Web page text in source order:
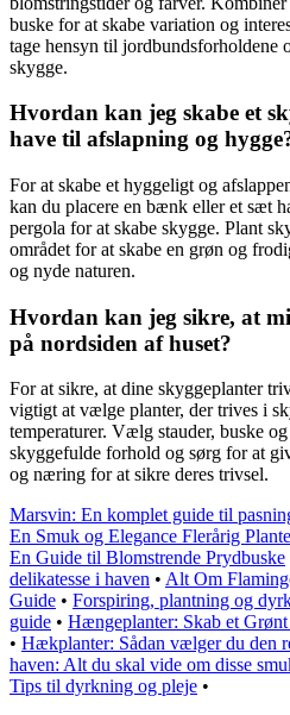
buske for at skabe variation og
tage hensyn til jordbundsforholdene
skygge.
Hvordan kan jeg skabe et
have til afslapning og
For at skabe et hyggeligt og
kan du placere en bænk eller et sæt
pergola for at skabe skygge. Plant
området for at skabe en grøn og
og nyde naturen.
Hvordan kan jeg sikre, at
på nordsiden af huset?
For at sikre, at dine skyggeplanter
vigtigt at vælge planter, der trives i
temperaturer. Vælg stauder, buske
skyggefulde forhold og sørg for at
og næring for at sikre deres trivsel.
Marsvin: En komplet guide til
En Smuk og Elegance Flerårig
En Guide til Blomstrende Prydbuske
delikatesse i haven • Alt Om
Guide • Forspiring, plantning og
guide • Hængeplanter: Skab et
• Hækplanter: Sådan vælger du den
haven: Alt du skal vide om disse
Tips til dyrkning og pleje •